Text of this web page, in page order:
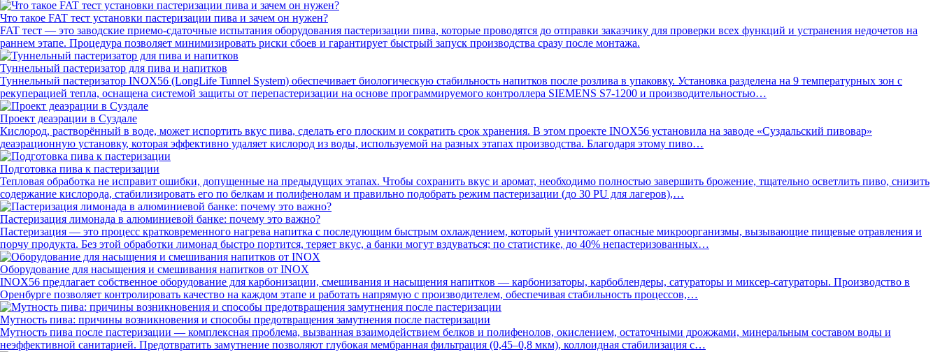
Что такое FAT тест установки пастеризации пива и зачем он нужен?
FAT тест — это заводские приемо-сдаточные испытания оборудования пастеризации пива, которые проводятся до отправки заказчику для проверки всех функций и устранения недочетов на
раннем этапе. Процедура позволяет минимизировать риски сбоев и гарантирует быстрый запуск производства сразу после монтажа.
Туннельный пастеризатор для пива и напитков
Туннельный пастеризатор INOX56 (LongLife Tunnel System) обеспечивает биологическую стабильность напитков после розлива в упаковку. Установка разделена на 9 температурных зон с
рекуперацией тепла, оснащена системой защиты от перепастеризации на основе программируемого контроллера SIEMENS S7-1200 и производительностью…
Проект деаэрации в Суздале
Кислород, растворённый в воде, может испортить вкус пива, сделать его плоским и сократить срок хранения. В этом проекте INOX56 установила на заводе «Суздальский пивовар»
деаэрационную установку, которая эффективно удаляет кислород из воды, используемой на разных этапах производства. Благодаря этому пиво…
Подготовка пива к пастеризации
Тепловая обработка не исправит ошибки, допущенные на предыдущих этапах. Чтобы сохранить вкус и аромат, необходимо полностью завершить брожение, тщательно осветлить пиво, снизить
содержание кислорода, стабилизировать его по белкам и полифенолам и правильно подобрать режим пастеризации (до 30 PU для лагеров),…
Пастеризация лимонада в алюминиевой банке: почему это важно?
Пастеризация — это процесс кратковременного нагрева напитка с последующим быстрым охлаждением, который уничтожает опасные микроорганизмы, вызывающие пищевые отравления и
порчу продукта. Без этой обработки лимонад быстро портится, теряет вкус, а банки могут вздуваться; по статистике, до 40% непастеризованных…
Оборудование для насыщения и смешивания напитков от INOX
INOX56 предлагает собственное оборудование для карбонизации, смешивания и насыщения напитков — карбонизаторы, карбоблендеры, сатураторы и миксер-сатураторы. Производство в
Оренбурге позволяет контролировать качество на каждом этапе и работать напрямую с производителем, обеспечивая стабильность процессов,…
Мутность пива: причины возникновения и способы предотвращения замутнения после пастеризации
Мутность пива после пастеризации — комплексная проблема, вызванная взаимодействием белков и полифенолов, окислением, остаточными дрожжами, минеральным составом воды и
неэффективной санитарией. Предотвратить замутнение позволяют глубокая мембранная фильтрация (0,45–0,8 мкм), коллоидная стабилизация с…